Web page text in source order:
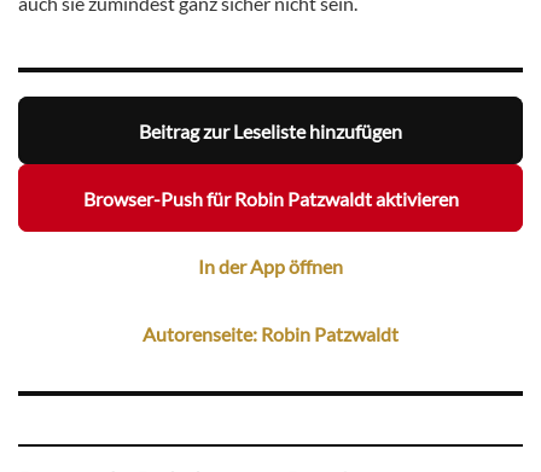
Beitrag zur Leseliste hinzufügen
Browser-Push für Robin Patzwaldt aktivieren
In der App öffnen
Autorenseite: Robin Patzwaldt